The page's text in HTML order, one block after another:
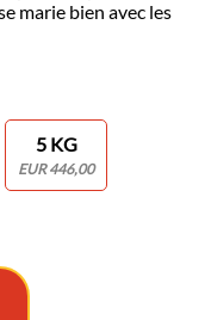
marie bien avec les
5 KG
EUR 446,00